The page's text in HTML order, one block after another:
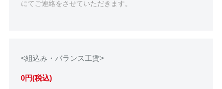
にてご連絡をさせていただきます。
<組込み・バランス工賃>
0円(税込)